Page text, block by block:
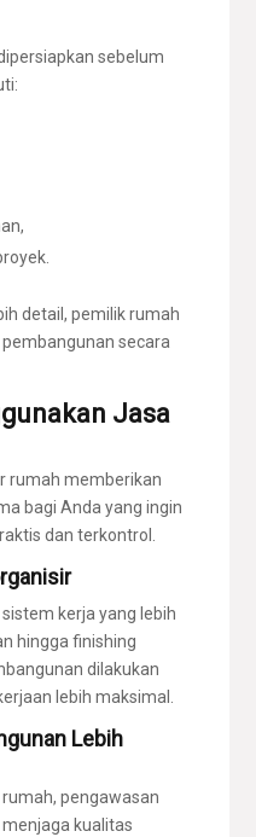
sebelum
detail, pemilik rumah
secara
Jasa
rumah memberikan
bagi Anda yang ingin
dan terkontrol.
kerja yang lebih
hingga finishing
dilakukan
lebih maksimal.
Lebih
pengawasan
kualitas